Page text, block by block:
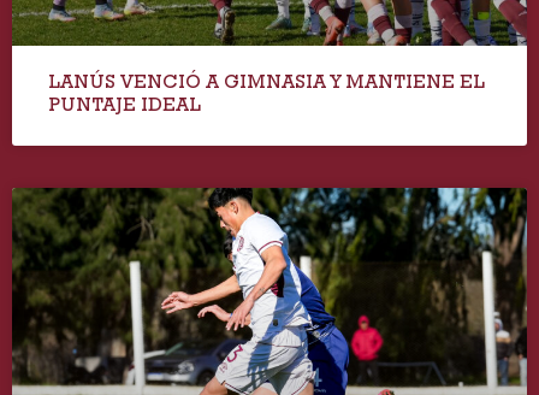
LANÚS VENCIÓ A GIMNASIA Y MANTIENE EL
PUNTAJE IDEAL